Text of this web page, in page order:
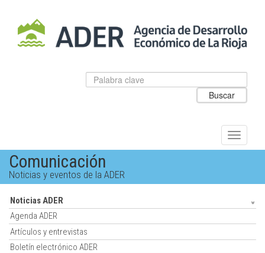
Salto
al
contenido
Datos
para
Introduzca
el
Buscar
Alternar
Comunicación
Noticias y eventos de la ADER
Noticias ADER
Agenda ADER
Artículos y entrevistas
Boletín electrónico ADER